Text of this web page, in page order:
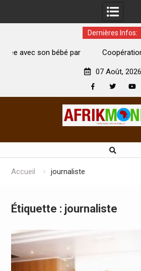
Dernières Infos:
Coopération: Le ministre Indien
07 Août, 2026
Accueil journaliste
Étiquette : journaliste